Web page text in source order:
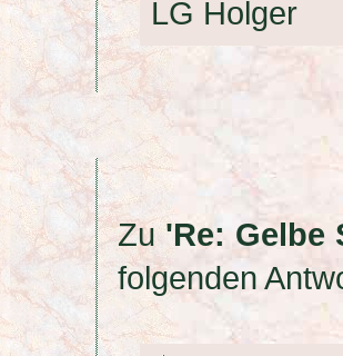
LG Holger
Zu'Re: Gelbe
folgenden